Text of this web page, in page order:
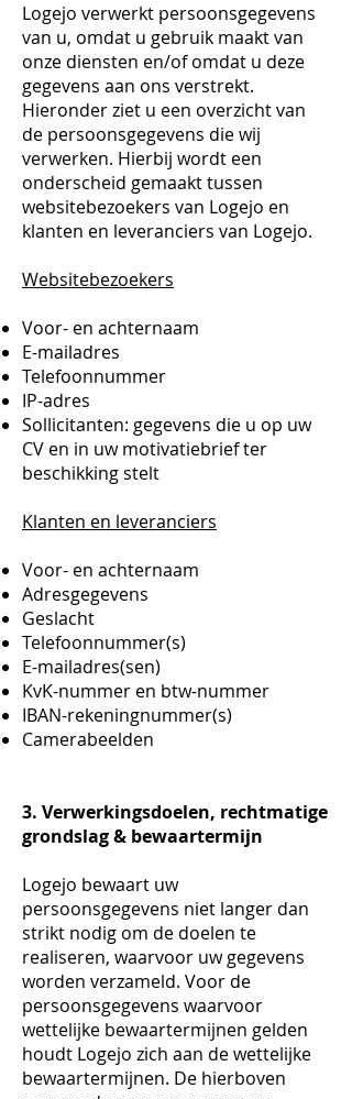
Logejo verwerkt persoonsgegevens
van u, omdat u gebruik maakt van
onze diensten en/of omdat u deze
gegevens aan ons verstrekt.
Hieronder ziet u een overzicht van
de persoonsgegevens die wij
verwerken. Hierbij wordt een
onderscheid gemaakt tussen
websitebezoekers van Logejo en
klanten en leveranciers van Logejo.
Websitebezoekers
Voor- en achternaam
E-mailadres
Telefoonnummer
IP-adres
Sollicitanten: gegevens die u op uw
CV en in uw motivatiebrief ter
beschikking stelt
Klanten en leveranciers
Voor- en achternaam
Adresgegevens
Geslacht
Telefoonnummer(s)
E-mailadres(sen)
KvK-nummer en btw-nummer
IBAN-rekeningnummer(s)
Camerabeelden
3. Verwerkingsdoelen, rechtmatige
grondslag & bewaartermijn
Logejo bewaart uw
persoonsgegevens niet langer dan
strikt nodig om de doelen te
realiseren, waarvoor uw gegevens
worden verzameld. Voor de
persoonsgegevens waarvoor
wettelijke bewaartermijnen gelden
houdt Logejo zich aan de wettelijke
bewaartermijnen. De hierboven